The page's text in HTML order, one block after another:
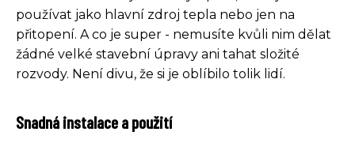
používat jako hlavní zdroj tepla nebo jen na
přitopení. A co je super - nemusíte kvůli nim dělat
žádné velké stavební úpravy ani tahat složité
rozvody. Není divu, že si je oblíbilo tolik lidí.
Snadná instalace a použití